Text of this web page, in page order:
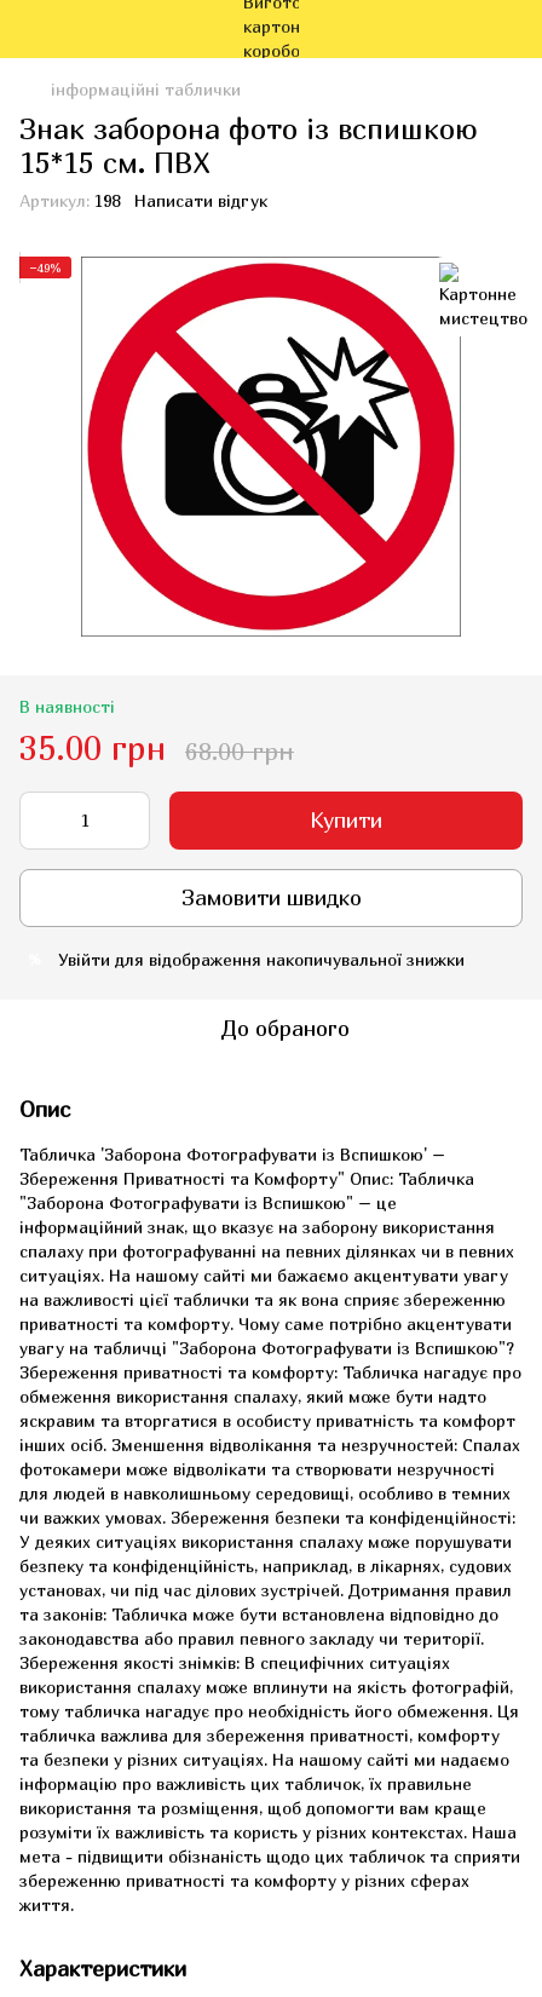
інформаційні таблички
Знак заборона фото із вспишкою
15*15 см. ПВХ
Артикул: 198 Написати відгук
−49%
В наявності
35.00 грн 68.00 грн
Купити
Замовити швидко
Увійти для відображення накопичувальної знижки
До обраного
Опис
Табличка 'Заборона Фотографувати із Вспишкою' –
Збереження Приватності та Комфорту" Опис: Табличка
"Заборона Фотографувати із Вспишкою" – це
інформаційний знак, що вказує на заборону використання
спалаху при фотографуванні на певних ділянках чи в певних
ситуаціях. На нашому сайті ми бажаємо акцентувати увагу
на важливості цієї таблички та як вона сприяє збереженню
приватності та комфорту. Чому саме потрібно акцентувати
увагу на табличці "Заборона Фотографувати із Вспишкою"?
Збереження приватності та комфорту: Табличка нагадує про
обмеження використання спалаху, який може бути надто
яскравим та вторгатися в особисту приватність та комфорт
інших осіб. Зменшення відволікання та незручностей: Спалах
фотокамери може відволікати та створювати незручності
для людей в навколишньому середовищі, особливо в темних
чи важких умовах. Збереження безпеки та конфіденційності:
У деяких ситуаціях використання спалаху може порушувати
безпеку та конфіденційність, наприклад, в лікарнях, судових
установах, чи під час ділових зустрічей. Дотримання правил
та законів: Табличка може бути встановлена відповідно до
законодавства або правил певного закладу чи території.
Збереження якості знімків: В специфічних ситуаціях
використання спалаху може вплинути на якість фотографій,
тому табличка нагадує про необхідність його обмеження. Ця
табличка важлива для збереження приватності, комфорту
та безпеки у різних ситуаціях. На нашому сайті ми надаємо
інформацію про важливість цих табличок, їх правильне
використання та розміщення, щоб допомогти вам краще
розуміти їх важливість та користь у різних контекстах. Наша
мета - підвищити обізнаність щодо цих табличок та сприяти
збереженню приватності та комфорту у різних сферах
життя.
Характеристики